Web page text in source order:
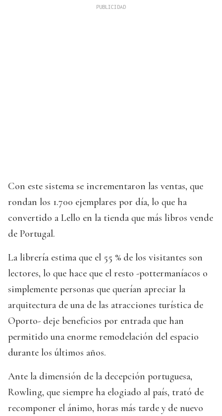
Con este sistema se incrementaron las ventas, que
rondan los 1.700 ejemplares por día, lo que ha
convertido a Lello en la tienda que más libros vende
de Portugal.
La librería estima que el 55 % de los visitantes son
lectores, lo que hace que el resto -pottermaníacos o
simplemente personas que querían apreciar la
arquitectura de una de las atracciones turística de
Oporto- deje beneficios por entrada que han
permitido una enorme remodelación del espacio
durante los últimos años.
Ante la dimensión de la decepción portuguesa,
Rowling, que siempre ha elogiado al país, trató de
recomponer el ánimo, horas más tarde y de nuevo